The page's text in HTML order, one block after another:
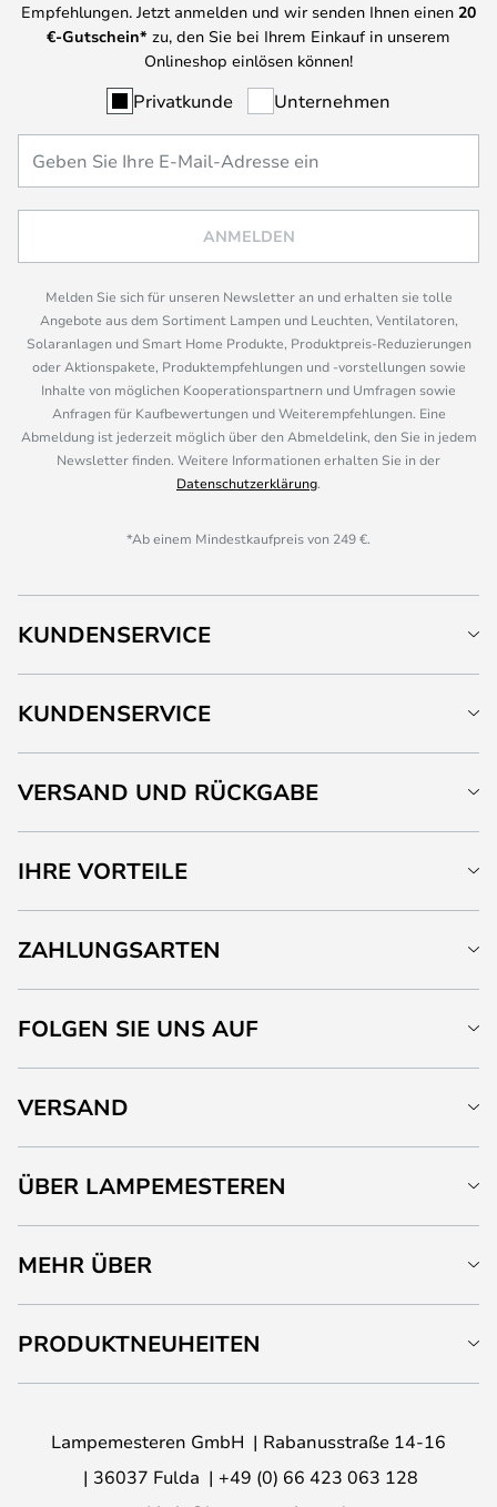
Empfehlungen. Jetzt anmelden und wir senden Ihnen einen 20
€-Gutschein* zu, den Sie bei Ihrem Einkauf in unserem
Onlineshop einlösen können!
Privatkunde Unternehmen
ANMELDEN
Melden Sie sich für unseren Newsletter an und erhalten sie tolle
Angebote aus dem Sortiment Lampen und Leuchten, Ventilatoren,
Solaranlagen und Smart Home Produkte, Produktpreis-Reduzierungen
oder Aktionspakete, Produktempfehlungen und -vorstellungen sowie
Inhalte von möglichen Kooperationspartnern und Umfragen sowie
Anfragen für Kaufbewertungen und Weiterempfehlungen. Eine
Abmeldung ist jederzeit möglich über den Abmeldelink, den Sie in jedem
Newsletter finden. Weitere Informationen erhalten Sie in der
Datenschutzerklärung.
*Ab einem Mindestkaufpreis von 249 €.
KUNDENSERVICE
KUNDENSERVICE
VERSAND UND RÜCKGABE
IHRE VORTEILE
ZAHLUNGSARTEN
FOLGEN SIE UNS AUF
VERSAND
ÜBER LAMPEMESTEREN
MEHR ÜBER
PRODUKTNEUHEITEN
Lampemesteren GmbH
Rabanusstraße 14-16
36037 Fulda
+49 (0) 66 423 063 128